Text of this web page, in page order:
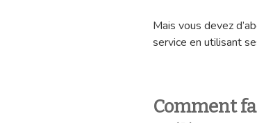
Mais vous devez
service en utilisant
Comment